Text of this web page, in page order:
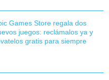
Games Store regala dos
juegos: reclámalos ya y
gratis para siempre